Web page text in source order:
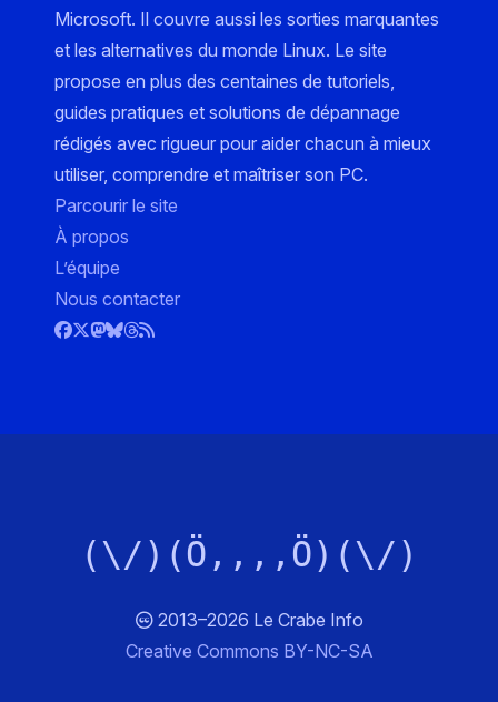
Microsoft. Il couvre aussi les sorties marquantes
et les alternatives du monde Linux. Le site
propose en plus des centaines de tutoriels,
guides pratiques et solutions de dépannage
rédigés avec rigueur pour aider chacun à mieux
utiliser, comprendre et maîtriser son PC.
Parcourir le site
À propos
L’équipe
Nous contacter
(\/)(Ö,,,,Ö)(\/)
2013–2026 Le Crabe Info
Creative Commons BY-NC-SA